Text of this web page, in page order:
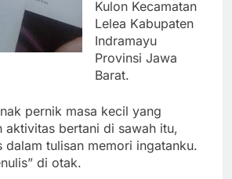
Kulon Kecamatan
Lelea Kabupaten
Indramayu
Provinsi Jawa
Barat.
pernik masa kecil yang
aktivitas bertani di sawah itu,
dalam tulisan memori ingatanku.
di otak.